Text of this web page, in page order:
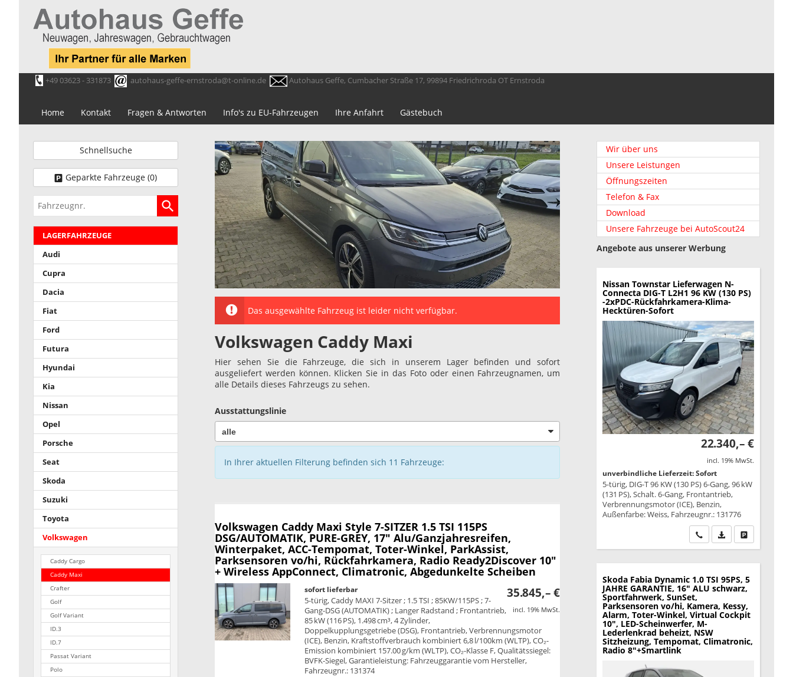
+49 03623 - 331873 autohaus-geffe-ernstroda@t-online.de Autohaus Geffe, Cumbacher Straße 17, 99894 Friedrichroda OT Ernstroda
Home Kontakt Fragen & Antworten Info's zu EU-Fahrzeugen Ihre Anfahrt Gästebuch
Das ausgewählte Fahrzeug ist leider nicht verfügbar.
Volkswagen Caddy Maxi
Hier sehen Sie die Fahrzeuge, die sich in unserem Lager befinden und sofort
ausgeliefert werden können. Klicken Sie in das Foto oder einen Fahrzeugnamen, um
alle Details dieses Fahrzeugs zu sehen.
Ausstattungslinie
In Ihrer aktuellen Filterung befinden sich 11 Fahrzeuge:
Volkswagen Caddy Maxi Style 7-SITZER 1.5 TSI 115PS
DSG/AUTOMATIK, PURE-GREY, 17" Alu/Ganzjahresreifen,
Winterpaket, ACC-Tempomat, Toter-Winkel, ParkAssist,
Parksensoren vo/hi, Rückfahrkamera, Radio Ready2Discover 10"
+ Wireless AppConnect, Climatronic, Abgedunkelte Scheiben
35.845,– €
incl. 19% MwSt.
sofort lieferbar
5-türig, Caddy MAXI 7-Sitzer ; 1.5 TSI ; 85KW/115PS ; 7-
Gang-DSG (AUTOMATIK) ; Langer Radstand ; Frontantrieb,
85 kW (116 PS), 1.498 cm³, 4 Zylinder,
Doppelkupplungsgetriebe (DSG), Frontantrieb, Verbrennungsmotor
(ICE), Benzin, Kraftstoffverbrauch kombiniert 6,8 l/100km (WLTP), CO₂-
Emission kombiniert 157.00 g/km (WLTP), CO₂-Klasse F, Qualitätssiegel:
BVFK-Siegel, Garantieleistung: Fahrzeuggarantie vom Hersteller,
Fahrzeugnr.: 131374
Schnellsuche
Geparkte Fahrzeuge (0)
Fahrzeugnr.
LAGERFAHRZEUGE
Audi
Cupra
Dacia
Fiat
Ford
Futura
Hyundai
Kia
Nissan
Opel
Porsche
Seat
Skoda
Suzuki
Toyota
Volkswagen
Caddy Cargo
Caddy Maxi
Crafter
Golf
Golf Variant
ID.3
ID.7
Passat Variant
Polo
Wir über uns
Unsere Leistungen
Öffnungszeiten
Telefon & Fax
Download
Unsere Fahrzeuge bei AutoScout24
Angebote aus unserer Werbung
Nissan Townstar Lieferwagen N-
Connecta DIG-T L2H1 96 KW (130 PS)
-2xPDC-Rückfahrkamera-Klima-
Hecktüren-Sofort
22.340,– €
incl. 19% MwSt.
unverbindliche Lieferzeit: Sofort
5-türig, DIG-T 96 KW (130 PS) 6-Gang, 96 kW
(131 PS), Schalt. 6-Gang, Frontantrieb,
Verbrennungsmotor (ICE), Benzin,
Außenfarbe: Weiss, Fahrzeugnr.: 131776
Wir rufen Sie an
PDF-Datei,Drucken,
Skoda Fabia Dynamic 1.0 TSI 95PS, 5
JAHRE GARANTIE, 16" ALU schwarz,
Sportfahrwerk, SunSet,
Parksensoren vo/hi, Kamera, Kessy,
Alarm, Toter-Winkel, Virtual Cockpit
10", LED-Scheinwerfer, M-
Lederlenkrad beheizt, NSW
Sitzheizung, Tempomat, Climatronic,
Radio 8"+Smartlink